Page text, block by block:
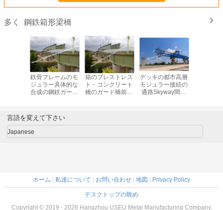
多く 鋼鉄箱形梁橋
鉄骨フレームのモ
ジュラー具体的な
合成の鋼鉄ガード
箱のプレストレス
ト・コンクリート
橋のガード橋前設
デッキの都市高層
モジュラー接続の
通路Skyway間の
言語を変えて下さい
Japanese
ホーム | 私達について | お問い合わせ | 地図 | Privacy Policy
デスクトップの眺め
Copyright © 2019 - 2026 Hangzhou USEU Metal Manufacturing Company.